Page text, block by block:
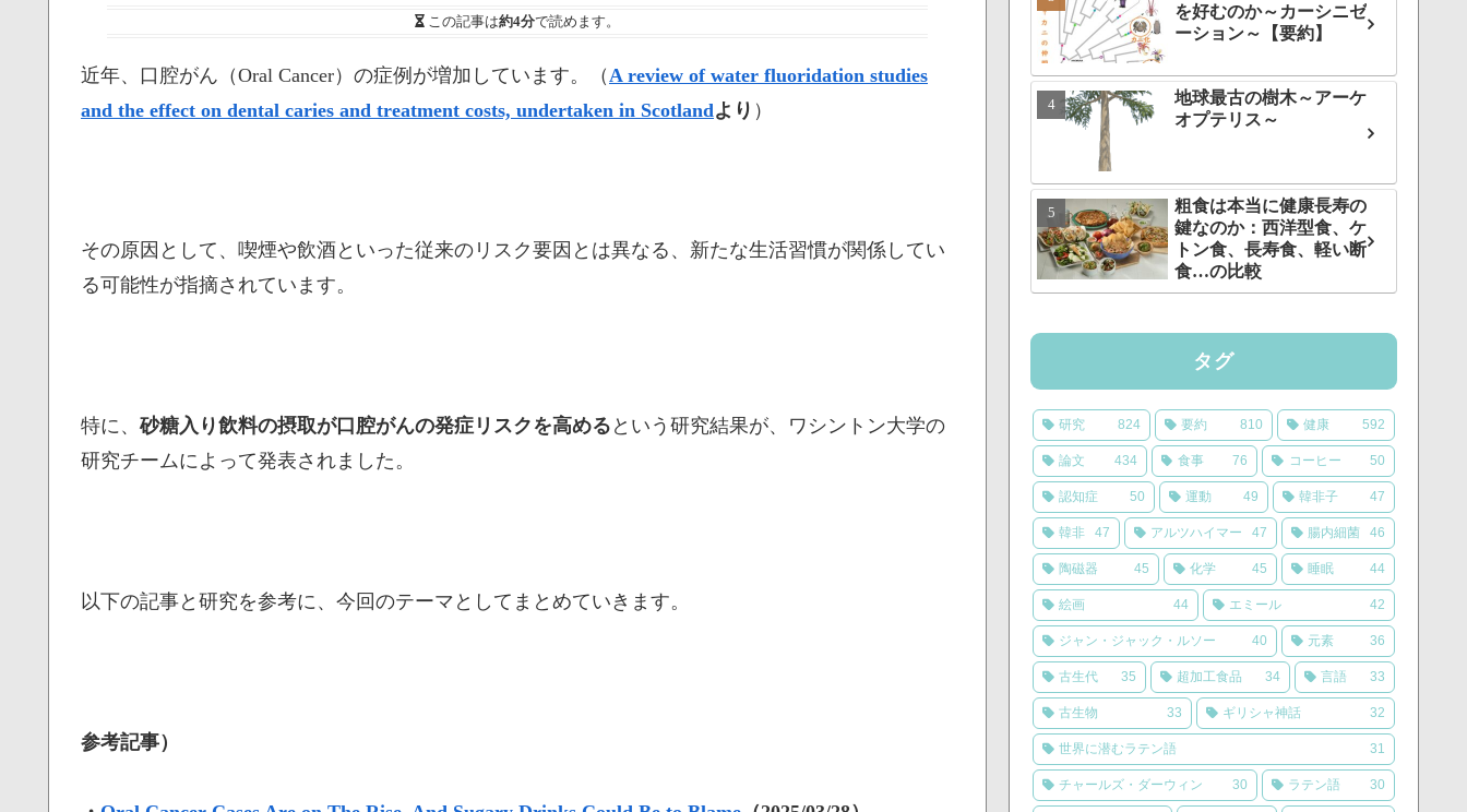
この記事は約4分で読めます。
近年、口腔がん（Oral Cancer）の症例が増加しています。（ A review of water fluoridation studies
and the effect on dental caries and treatment costs, undertaken in Scotlandより ）
その原因として、喫煙や飲酒といった従来のリスク要因とは異なる、新たな生活習慣が関係してい
る可能性が指摘されています。
特に、砂糖入り飲料の摂取が口腔がんの発症リスクを高める という研究結果が、ワシントン大学の
研究チームによって発表されました。
以下の記事と研究を参考に、今回のテーマとしてまとめていきます。
参考記事）
を好むのか～カーシニゼ
ーション～【要約】
地球最古の樹木～アーケ
オプテリス～
粗食は本当に健康長寿の
鍵なのか：西洋型食、ケ
トン食、長寿食、軽い断
食…の比較
タグ
研究 824 要約 810 健康 592
論文 434 食事 76 コーヒー 50
認知症 50 運動 49 韓非子 47
韓非 47 アルツハイマー 47 腸内細菌 46
陶磁器 45 化学 45 睡眠 44
絵画 44 エミール 42
ジャン・ジャック・ルソー 40 元素 36
古生代 35 超加工食品 34 言語 33
古生物 33 ギリシャ神話 32
世界に潜むラテン語 31
チャールズ・ダーウィン 30 ラテン語 30